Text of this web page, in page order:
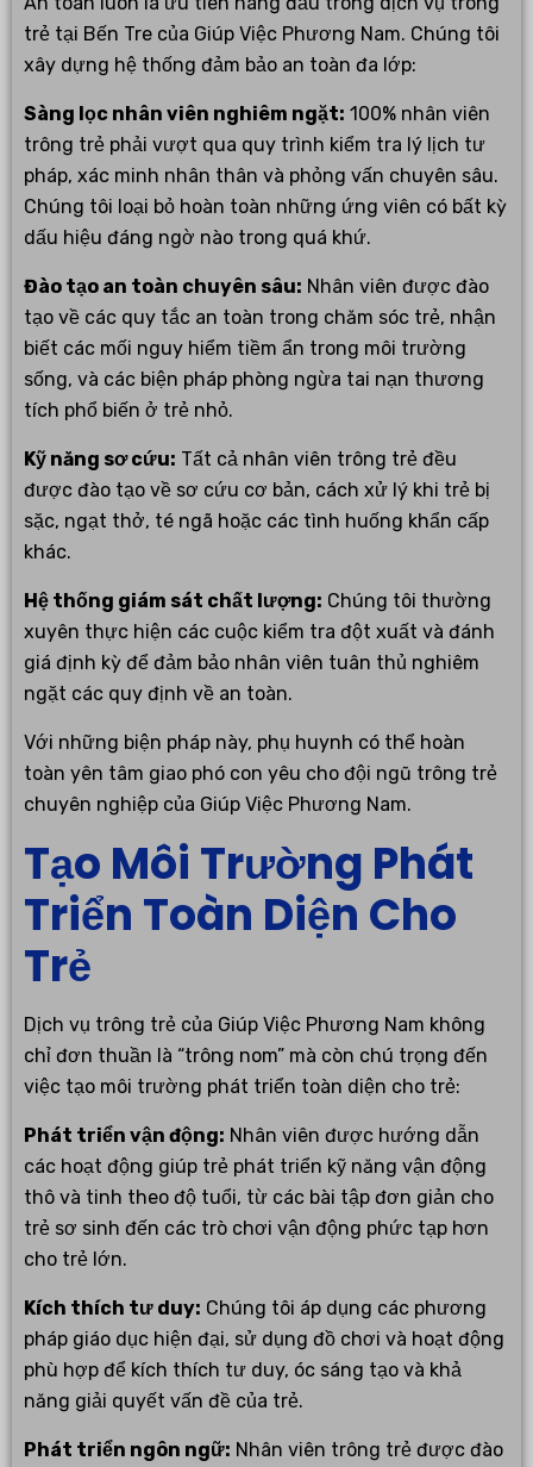
trẻ tại Bến Tre của Giúp Việc Phương Nam. Chúng tôi
xây dựng hệ thống đảm bảo an toàn đa lớp:
Sàng lọc nhân viên nghiêm ngặt: 100% nhân viên
trông trẻ phải vượt qua quy trình kiểm tra lý lịch tư
pháp, xác minh nhân thân và phỏng vấn chuyên sâu.
Chúng tôi loại bỏ hoàn toàn những ứng viên có bất kỳ
dấu hiệu đáng ngờ nào trong quá khứ.
Đào tạo an toàn chuyên sâu: Nhân viên được đào
tạo về các quy tắc an toàn trong chăm sóc trẻ, nhận
biết các mối nguy hiểm tiềm ẩn trong môi trường
sống, và các biện pháp phòng ngừa tai nạn thương
tích phổ biến ở trẻ nhỏ.
Kỹ năng sơ cứu: Tất cả nhân viên trông trẻ đều
được đào tạo về sơ cứu cơ bản, cách xử lý khi trẻ bị
sặc, ngạt thở, té ngã hoặc các tình huống khẩn cấp
khác.
Hệ thống giám sát chất lượng: Chúng tôi thường
xuyên thực hiện các cuộc kiểm tra đột xuất và đánh
giá định kỳ để đảm bảo nhân viên tuân thủ nghiêm
ngặt các quy định về an toàn.
Với những biện pháp này, phụ huynh có thể hoàn
toàn yên tâm giao phó con yêu cho đội ngũ trông trẻ
chuyên nghiệp của Giúp Việc Phương Nam.
Tạo Môi Trường Phát
Triển Toàn Diện Cho
Trẻ
Dịch vụ trông trẻ của Giúp Việc Phương Nam không
chỉ đơn thuần là “trông nom” mà còn chú trọng đến
việc tạo môi trường phát triển toàn diện cho trẻ:
Phát triển vận động: Nhân viên được hướng dẫn
các hoạt động giúp trẻ phát triển kỹ năng vận động
thô và tinh theo độ tuổi, từ các bài tập đơn giản cho
trẻ sơ sinh đến các trò chơi vận động phức tạp hơn
cho trẻ lớn.
Kích thích tư duy: Chúng tôi áp dụng các phương
pháp giáo dục hiện đại, sử dụng đồ chơi và hoạt động
phù hợp để kích thích tư duy, óc sáng tạo và khả
năng giải quyết vấn đề của trẻ.
Phát triển ngôn ngữ: Nhân viên trông trẻ được đào